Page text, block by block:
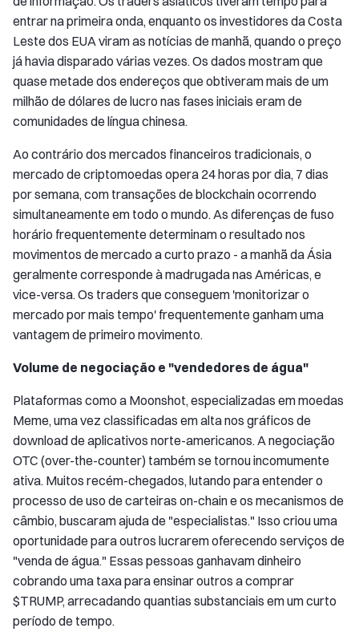
entrar na primeira onda, enquanto os investidores da Costa
Leste dos EUA viram as notícias de manhã, quando o preço
já havia disparado várias vezes. Os dados mostram que
quase metade dos endereços que obtiveram mais de um
milhão de dólares de lucro nas fases iniciais eram de
comunidades de língua chinesa.
Ao contrário dos mercados financeiros tradicionais, o
mercado de criptomoedas opera 24 horas por dia, 7 dias
por semana, com transações de blockchain ocorrendo
simultaneamente em todo o mundo. As diferenças de fuso
horário frequentemente determinam o resultado nos
movimentos de mercado a curto prazo - a manhã da Ásia
geralmente corresponde à madrugada nas Américas, e
vice-versa. Os traders que conseguem 'monitorizar o
mercado por mais tempo' frequentemente ganham uma
vantagem de primeiro movimento.
Volume de negociação e "vendedores de água"
Plataformas como a Moonshot, especializadas em moedas
Meme, uma vez classificadas em alta nos gráficos de
download de aplicativos norte-americanos. A negociação
OTC (over-the-counter) também se tornou incomumente
ativa. Muitos recém-chegados, lutando para entender o
processo de uso de carteiras on-chain e os mecanismos de
câmbio, buscaram ajuda de "especialistas." Isso criou uma
oportunidade para outros lucrarem oferecendo serviços de
"venda de água." Essas pessoas ganhavam dinheiro
cobrando uma taxa para ensinar outros a comprar
$TRUMP, arrecadando quantias substanciais em um curto
período de tempo.